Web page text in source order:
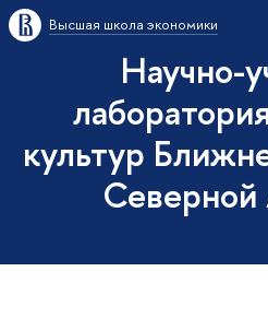
Высшая школа экономики
Научно-
культур